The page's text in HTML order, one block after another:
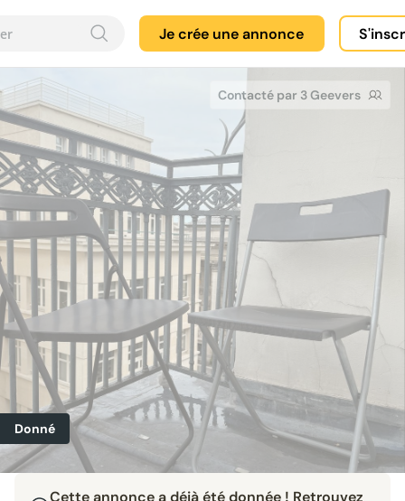
Je crée une annonce
Contacté par 3 Geevers
Donné
Cette annonce a déjà été donnée ! Retrouvez